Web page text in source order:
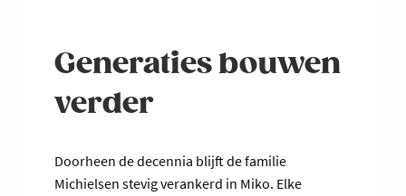
Generaties bouwen
verder
Doorheen de decennia blijft de familie
Michielsen stevig verankerd in Miko. Elke